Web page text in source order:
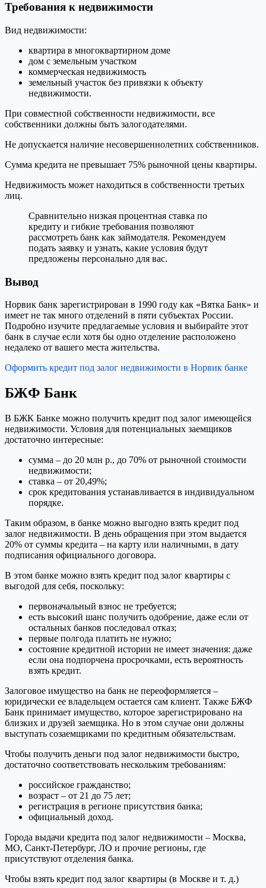
Требования к недвижимости
Вид недвижимости:
квартира в многоквартирном доме
дом с земельным участком
коммерческая недвижимость
земельный участок без привязки к объекту
недвижимости.
При совместной собственности недвижимости, все
собственники должны быть залогодателями.
Не допускается наличие несовершеннолетних собственников.
Сумма кредита не превышает 75% рыночной цены квартиры.
Недвижимость может находиться в собственности третьих
лиц.
Сравнительно низкая процентная ставка по
кредиту и гибкие требования позволяют
рассмотреть банк как займодателя. Рекомендуем
подать заявку и узнать, какие условия будут
предложены персонально для вас.
Вывод
Норвик банк зарегистрирован в 1990 году как «Вятка Банк» и
имеет не так много отделений в пяти субъектах России.
Подробно изучите предлагаемые условия и выбирайте этот
банк в случае если хотя бы одно отделение расположено
недалеко от вашего места жительства.
Оформить кредит под залог недвижимости в Норвик банке
БЖФ Банк
В БЖК Банке можно получить кредит под залог имеющейся
недвижимости. Условия для потенциальных заемщиков
достаточно интересные:
сумма – до 20 млн р., до 70% от рыночной стоимости
недвижимости;
ставка – от 20,49%;
срок кредитования устанавливается в индивидуальном
порядке.
Таким образом, в банке можно выгодно взять кредит под
залог недвижимости. В день обращения при этом выдается
20% от суммы кредита – на карту или наличными, в дату
подписания официального договора.
В этом банке можно взять кредит под залог квартиры с
выгодой для себя, поскольку:
первоначальный взнос не требуется;
есть высокий шанс получить одобрение, даже если от
остальных банков последовал отказ;
первые полгода платить не нужно;
состояние кредитной истории не имеет значения: даже
если она подпорчена просрочками, есть вероятность
взять кредит.
Залоговое имущество на банк не переоформляется –
юридически ее владельцем остается сам клиент. Также БЖФ
Банк принимает имущество, которое зарегистрировано на
близких и друзей заемщика. Но в этом случае они должны
выступать созаемщиками по кредитным обязательствам.
Чтобы получить деньги под залог недвижимости быстро,
достаточно соответствовать нескольким требованиям:
российское гражданство;
возраст – от 21 до 75 лет;
регистрация в регионе присутствия банка;
официальный доход.
Города выдачи кредита под залог недвижимости – Москва,
МО, Санкт-Петербург, ЛО и прочие регионы, где
присутствуют отделения банка.
Чтобы взять кредит под залог квартиры (в Москве и т. д.)